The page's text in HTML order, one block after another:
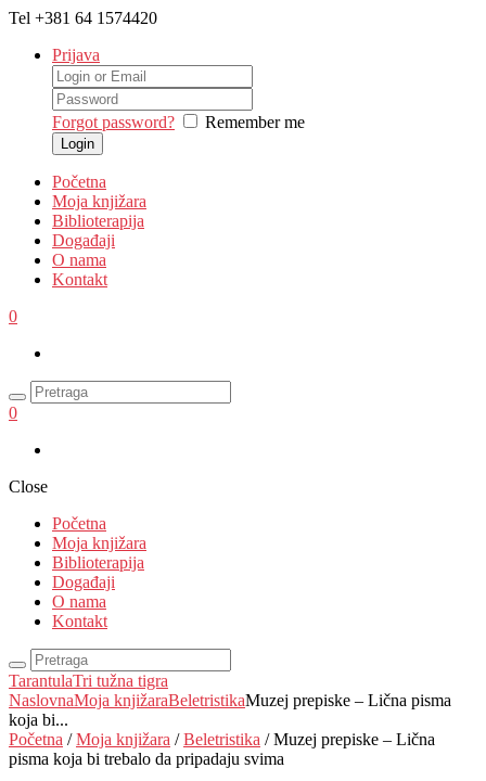
Tel +381 64 1574420
Prijava
Forgot password? Remember me
Početna
Moja knjižara
Biblioterapija
Događaji
O nama
Kontakt
0
0
Close
Početna
Moja knjižara
Biblioterapija
Događaji
O nama
Kontakt
TarantulaTri tužna tigra
NaslovnaMoja knjižaraBeletristikaMuzej prepiske – Lična pisma
koja bi...
Početna /Moja knjižara /Beletristika / Muzej prepiske – Lična
pisma koja bi trebalo da pripadaju svima